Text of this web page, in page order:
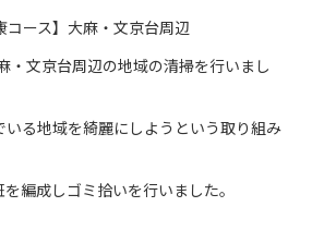
コース】大麻・文京台周辺
・文京台周辺の地域の清掃を行いまし
いる地域を綺麗にしようという取り組み
編成しゴミ拾いを行いました。